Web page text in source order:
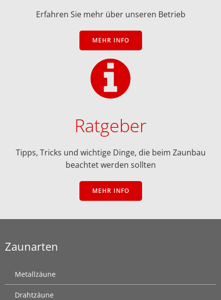
Erfahren Sie mehr über unseren Betrieb
MEHR INFO
Ratgeber
Tipps, Tricks und wichtige Dinge, die beim Zaunbau
beachtet werden sollten
MEHR INFO
Zaunarten
Metallzäune
Drahtzäune